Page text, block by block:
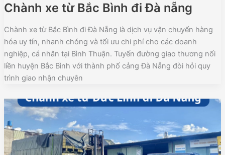
Chành xe từ Bắc Bình đi Đà nẵng
Chành xe từ Bắc Bình đi Đà Nẵng là dịch vụ vận chuyển hàng
hóa uy tín, nhanh chóng và tối ưu chi phí cho các doanh
nghiệp, cá nhân tại Bình Thuận. Tuyến đường giao thương nối
liền huyện Bắc Bình với thành phố cảng Đà Nẵng đòi hỏi quy
trình giao nhận chuyên